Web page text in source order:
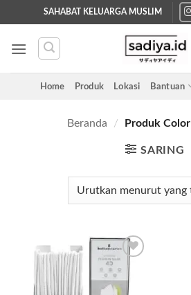
to
content
SAHABAT KELUARGA MUSLIM
Home Produk Lokasi Bantuan
Beranda / Produk Color
SARING
Add to
wishlist